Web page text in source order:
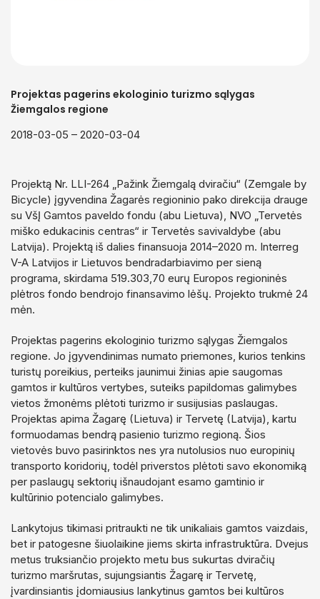
Pamokos gamtoje
Metodinės rekomendacijos
Projektas pagerins ekologinio turizmo sąlygas
Žiemgalos regione
2018-03-05 – 2020-03-04
Projektą Nr. LLI-264 „Pažink Žiemgalą dviračiu“ (Zemgale by
Bicycle) įgyvendina Žagarės regioninio pako direkcija drauge
su VšĮ Gamtos paveldo fondu (abu Lietuva), NVO „Tervetės
miško edukacinis centras“ ir Tervetės savivaldybe (abu
Latvija). Projektą iš dalies finansuoja 2014–2020 m. Interreg
V-A Latvijos ir Lietuvos bendradarbiavimo per sieną
programa, skirdama 519.303,70 eurų Europos regioninės
plėtros fondo bendrojo finansavimo lėšų. Projekto trukmė 24
mėn.
Projektas pagerins ekologinio turizmo sąlygas Žiemgalos
regione. Jo įgyvendinimas numato priemones, kurios tenkins
turistų poreikius, perteiks jaunimui žinias apie saugomas
gamtos ir kultūros vertybes, suteiks papildomas galimybes
vietos žmonėms plėtoti turizmo ir susijusias paslaugas.
Projektas apima Žagarę (Lietuva) ir Tervetę (Latvija), kartu
formuodamas bendrą pasienio turizmo regioną. Šios
vietovės buvo pasirinktos nes yra nutolusios nuo europinių
transporto koridorių, todėl priverstos plėtoti savo ekonomiką
per paslaugų sektorių išnaudojant esamo gamtinio ir
kultūrinio potencialo galimybes.
Lankytojus tikimasi pritraukti ne tik unikaliais gamtos vaizdais,
bet ir patogesne šiuolaikine jiems skirta infrastruktūra. Dvejus
metus truksiančio projekto metu bus sukurtas dviračių
turizmo maršrutas, sujungsiantis Žagarę ir Tervetę,
įvardinsiantis įdomiausius lankytinus gamtos bei kultūros